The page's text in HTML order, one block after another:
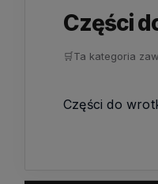
Części
🛒Ta kategoria
Części do